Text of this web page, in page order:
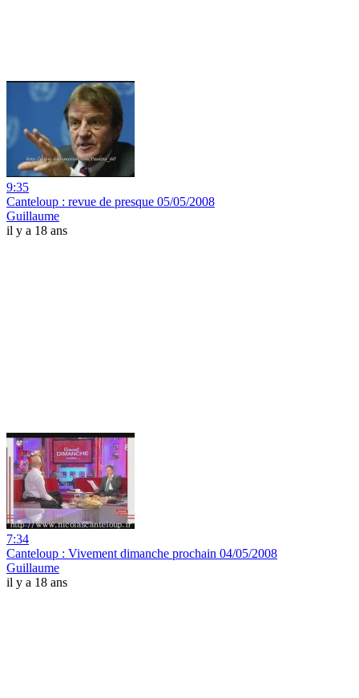
9:35
Canteloup : revue de presque 05/05/2008
Guillaume
il y a 18 ans
7:34
Canteloup : Vivement dimanche prochain 04/05/2008
Guillaume
il y a 18 ans